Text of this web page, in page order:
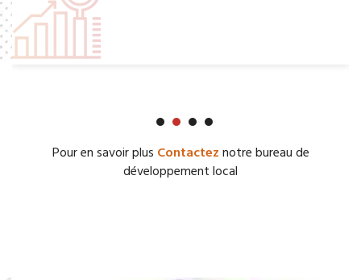
Pour en savoir plus Contacteznotre bureau de
développement local